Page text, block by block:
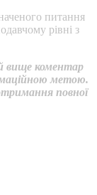
питання
рівні з
вище коментар
метою.
повної